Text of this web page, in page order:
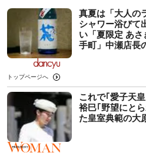
真夏は「大人の
シャワー浴びて
い「夏限定 あ
手町」中瀬店長
トップページへ
これで｢愛子天
裕巳｢野望にと
た皇室典範の大